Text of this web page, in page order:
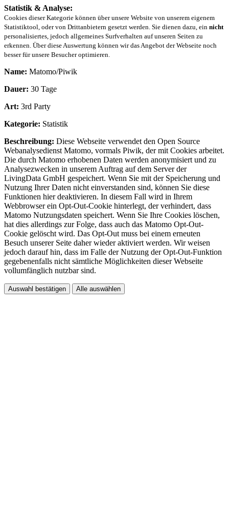
Statistik & Analyse:
Cookies dieser Kategorie können über unsere Website von unserem eigenem
Statistiktool, oder von Drittanbietern gesetzt werden. Sie dienen dazu, ein nicht
personalisiertes, jedoch allgemeines Surfverhalten auf unseren Seiten zu
erkennen. Über diese Auswertung können wir das Angebot der Webseite noch
besser für unsere Besucher optimieren.
Name: Matomo/Piwik
Dauer: 30 Tage
Art: 3rd Party
Kategorie: Statistik
Beschreibung: Diese Webseite verwendet den Open Source
Webanalysedienst Matomo, vormals Piwik, der mit Cookies arbeitet.
Die durch Matomo erhobenen Daten werden anonymisiert und zu
Analysezwecken in unserem Auftrag auf dem Server der
LivingData GmbH gespeichert. Wenn Sie mit der Speicherung und
Nutzung Ihrer Daten nicht einverstanden sind, können Sie diese
Funktionen hier deaktivieren. In diesem Fall wird in Ihrem
Webbrowser ein Opt-Out-Cookie hinterlegt, der verhindert, dass
Matomo Nutzungsdaten speichert. Wenn Sie Ihre Cookies löschen,
hat dies allerdings zur Folge, dass auch das Matomo Opt-Out-
Cookie gelöscht wird. Das Opt-Out muss bei einem erneuten
Besuch unserer Seite daher wieder aktiviert werden. Wir weisen
jedoch darauf hin, dass im Falle der Nutzung der Opt-Out-Funktion
gegebenenfalls nicht sämtliche Möglichkeiten dieser Webseite
vollumfänglich nutzbar sind.
Auswahl bestätigen Alle auswählen